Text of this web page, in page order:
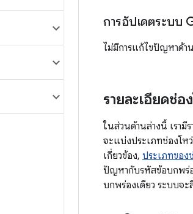
การอัปเดตระบบ
ไม่มีการแก้ไขปัญหาด้
รายละเอียดช่
ในส่วนด้านล่างนี้ เรา
จะแบ่งประเภทช่องโห
เกี่ยวข้อง, ประเภทของ
ปัญหากับรหัสข้อบกพร่อ
บกพร่องเดียว ระบบจะ